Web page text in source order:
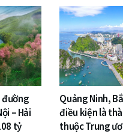
– Hải
tỷ
Quảng Ninh,
điều kiện là
thuộc Trung